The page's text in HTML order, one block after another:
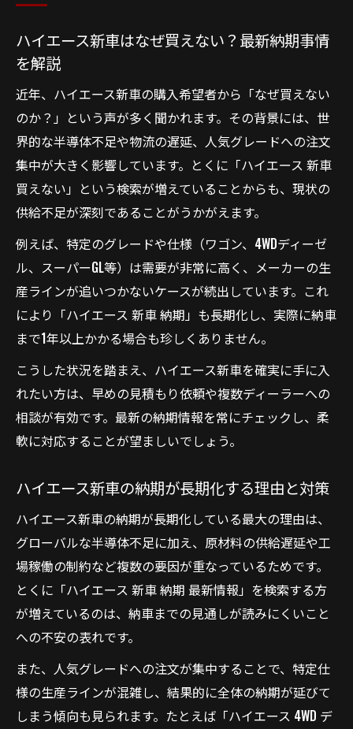
ハイエース新車はなぜ買えない？最新納期事情
を解説
近年、ハイエース新車の購入希望者から「なぜ買えない
のか？」という声が多く聞かれます。その背景には、世
界的な半導体不足や物流の遅延、人気グレードへの注文
集中が大きく影響しています。とくに「ハイエース 新車
買えない」という検索が増えていることからも、現状の
供給不足が深刻であることがうかがえます。
例えば、特定のグレードや仕様（ワゴン、4WDディーゼ
ル、スーパーGL等）は需要が非常に高く、メーカーの生
産ラインが追いつかないケースが続出しています。これ
により「ハイエース 新車 納期」も長期化し、実際に納車
まで1年以上かかる場合も珍しくありません。
こうした状況を踏まえ、ハイエース新車を確実に手に入
れたい方は、早めの見積もり依頼や複数ディーラーへの
相談が有効です。最新の納期情報を常にチェックし、柔
軟に対応することが望ましいでしょう。
ハイエース新車の納期が長期化する理由と対策
ハイエース新車の納期が長期化している最大の理由は、
グローバルな半導体不足に加え、原材料の供給遅延や工
場稼働の制約など複数の要因が重なっているためです。
とくに「ハイエース 新車 納期 最新情報」を検索する方
が増えているのは、納車までの見通しが読みにくいこと
への不安の表れです。
また、人気グレードへの注文が集中することで、特定仕
様の生産ラインが混雑し、結果的に全体の納期が延びて
しまう傾向も見られます。たとえば「ハイエース 4WD デ